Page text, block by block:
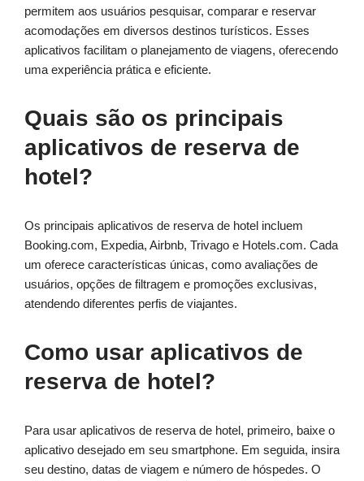
permitem aos usuários pesquisar, comparar e reservar
acomodações em diversos destinos turísticos. Esses
aplicativos facilitam o planejamento de viagens, oferecendo
uma experiência prática e eficiente.
Quais são os principais
aplicativos de reserva de
hotel?
Os principais aplicativos de reserva de hotel incluem
Booking.com, Expedia, Airbnb, Trivago e Hotels.com. Cada
um oferece características únicas, como avaliações de
usuários, opções de filtragem e promoções exclusivas,
atendendo diferentes perfis de viajantes.
Como usar aplicativos de
reserva de hotel?
Para usar aplicativos de reserva de hotel, primeiro, baixe o
aplicativo desejado em seu smartphone. Em seguida, insira
seu destino, datas de viagem e número de hóspedes. O